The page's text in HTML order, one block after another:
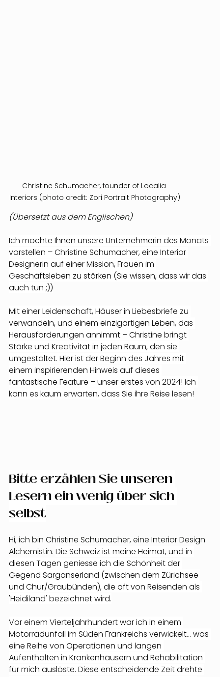
Christine Schumacher, founder of Localia
Interiors (photo credit: Zori Portrait Photography)
(Übersetzt aus dem Englischen)
Ich möchte Ihnen unsere Unternehmerin des Monats
vorstellen – Christine Schumacher, eine Interior
Designerin auf einer Mission, Frauen im
Geschäftsleben zu stärken (Sie wissen, dass wir das
auch tun ;))
Mit einer Leidenschaft, Häuser in Liebesbriefe zu
verwandeln, und einem einzigartigen Leben, das
Herausforderungen annimmt – Christine bringt
Stärke und Kreativität in jeden Raum, den sie
umgestaltet. Hier ist der Beginn des Jahres mit
einem inspirierenden Hinweis auf dieses
fantastische Feature – unser erstes von 2024! Ich
kann es kaum erwarten, dass Sie ihre Reise lesen!
Bitte erzählen Sie unseren
Lesern ein wenig über sich
selbst
Hi, ich bin Christine Schumacher, eine Interior Design
Alchemistin. Die Schweiz ist meine Heimat, und in
diesen Tagen geniesse ich die Schönheit der
Gegend Sarganserland (zwischen dem Zürichsee
und Chur/Graubünden), die oft von Reisenden als
'Heidiland' bezeichnet wird.
Vor einem Vierteljahrhundert war ich in einem
Motorradunfall im Süden Frankreichs verwickelt... was
eine Reihe von Operationen und langen
Aufenthalten in Krankenhäusern und Rehabilitation
für mich auslöste. Diese entscheidende Zeit drehte